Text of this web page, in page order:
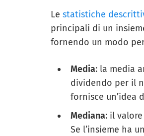
Le statistiche
principali di un
fornendo un modo
Media: la media
dividendo per il
fornisce un’idea
Mediana: il
Se l’insieme ha